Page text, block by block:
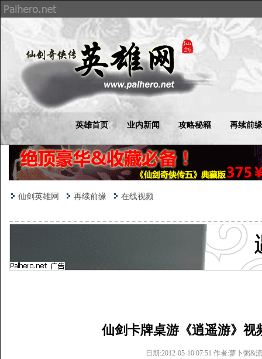
英雄首页 业内新闻 攻略秘籍 再续前缘
仙剑英雄网 再续前缘 在线视频
仙剑卡牌桌游《逍遥游》视
日期:2012-05-10 07:51 作者:萝卜粥&